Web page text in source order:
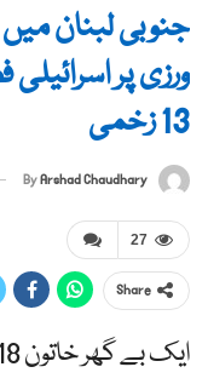
جنوبی لبنان
13 زخمی
ByArshad Chaudhary
27
Share